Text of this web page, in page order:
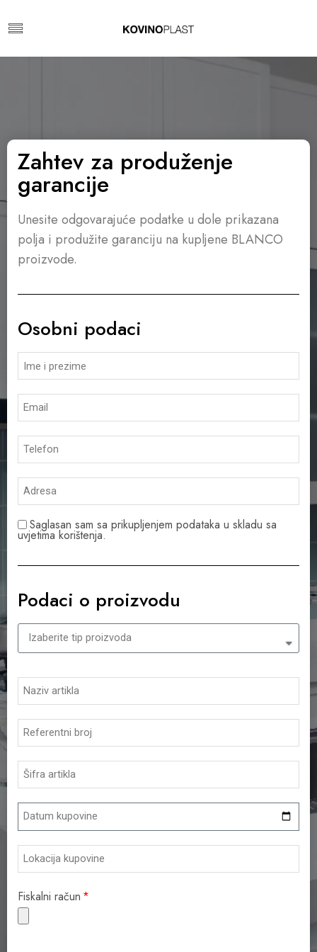
Zahtev za produženje
garancije
Unesite odgovarajuće podatke u dole prikazana
polja i produžite garanciju na kupljene BLANCO
proizvode.
Osobni podaci
Saglasan sam sa prikupljenjem podataka u skladu sa
uvjetima korištenja.
Podaci o proizvodu
Fiskalni račun